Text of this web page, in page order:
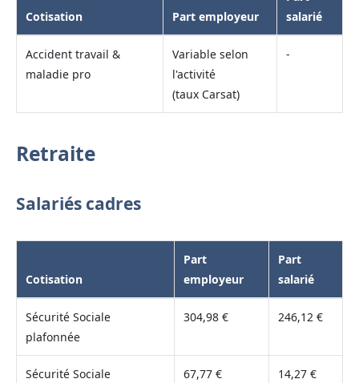
Cotisation Part employeur
salarié
Accident travail &
maladie pro
Variable selon
l'activité
(taux Carsat)
-
Retraite
Salariés cadres
Cotisation
Part
employeur
Part
salarié
Sécurité Sociale
plafonnée
304,98 € 246,12 €
Sécurité Sociale
67,77 € 14,27 €